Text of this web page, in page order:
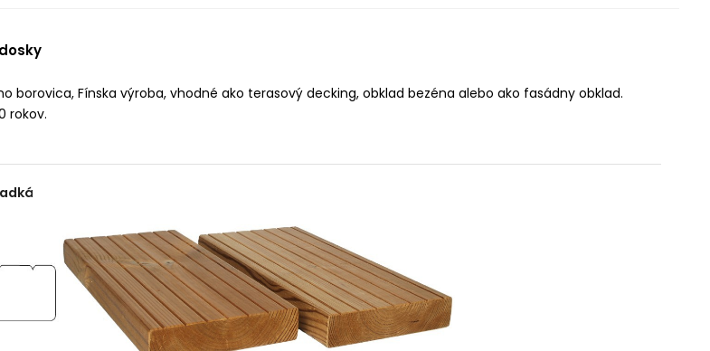
borovica, Fínska výroba, vhodné ako terasový decking, obklad bezéna alebo ako fasádny obklad.
rokov.